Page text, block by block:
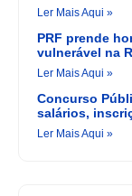
Ler Mais Aqui »
PRF prende
vulnerável na
Ler Mais Aqui »
Concurso
salários,
Ler Mais Aqui »